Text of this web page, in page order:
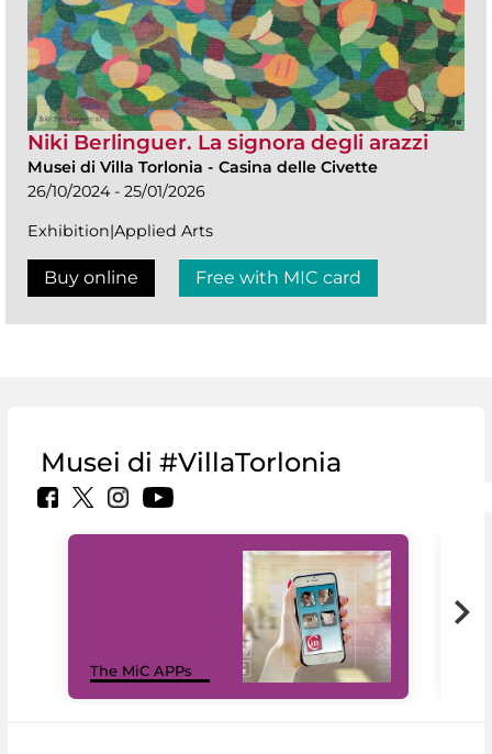
Niki Berlinguer. La signora degli arazzi
Musei di Villa Torlonia - Casina delle Civette
26/10/2024 - 25/01/2026
Exhibition|Applied Arts
Buy online Free with MIC card
Musei di #VillaTorlonia
The MiC APPs